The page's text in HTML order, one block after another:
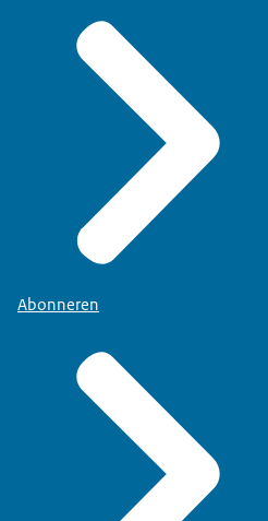
Abonneren